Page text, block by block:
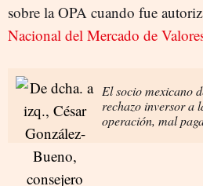
sobre la OPA cuando fue
Nacional del Mercado de
El socio mexicano
rechazo inversor a
operación, mal